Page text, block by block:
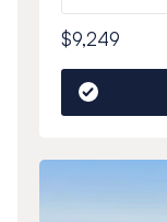
$9,249